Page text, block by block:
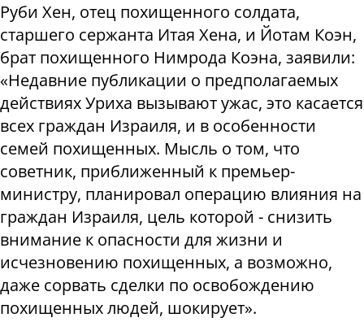
Руби Хен, отец похищенного солдата,
старшего сержанта Итая Хена, и Йотам Коэн,
брат похищенного Нимрода Коэна, заявили:
«Недавние публикации о предполагаемых
действиях Уриха вызывают ужас, это касается
всех граждан Израиля, и в особенности
семей похищенных. Мысль о том, что
советник, приближенный к премьер-
министру, планировал операцию влияния на
граждан Израиля, цель которой - снизить
внимание к опасности для жизни и
исчезновению похищенных, а возможно,
даже сорвать сделки по освобождению
похищенных людей, шокирует».